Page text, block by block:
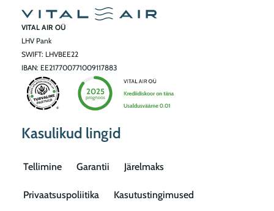
VITAL AIR OÜ
LHV Pank
SWIFT: LHVBEE22
IBAN: EE217700771009117883
Kasulikud lingid
Tellimine Garantii Järelmaks
Privaatsuspoliitika Kasutustingimused